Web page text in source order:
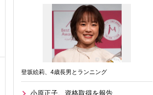
登坂絵莉、4歳長男とランニング
小原正子、資格取得を報告